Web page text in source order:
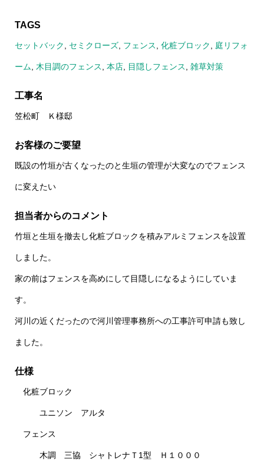
TAGS
セットバック セミクローズ, フェンス 化粧ブロック 庭リフォ
ーム 木目調のフェンス 本店, 目隠しフェンス 雑草対策
工事名
笠松町 Ｋ様邸
お客様のご要望
既設の竹垣が古くなったのと生垣の管理が大変なのでフェンス
に変えたい
担当者からのコメント
竹垣と生垣を撤去し化粧ブロックを積みアルミフェンスを設置
しました。
家の前はフェンスを高めにして目隠しになるようにしていま
す。
河川の近くだったので河川管理事務所への工事許可申請も致し
ました。
仕様
化粧ブロック
ユニソン アルタ
フェンス
木調 三協 シャトレナＴ1型 Ｈ１０００